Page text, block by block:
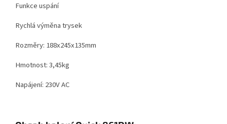
Funkce uspání
Rychlá výměna trysek
Rozměry: 188x245x135mm
Hmotnost: 3,45kg
Napájení: 230V AC